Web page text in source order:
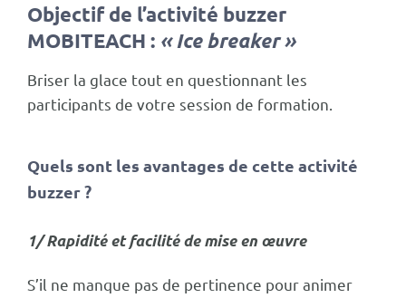
Objectif de l’activité buzzer
MOBITEACH : «Ice breaker »
Briser la glace tout en questionnant les
participants de votre session de formation.
Quels sont les avantages de cette activité
buzzer ?
1/ Rapidité et facilité de mise en œuvre
S’il ne manque pas de pertinence pour animer